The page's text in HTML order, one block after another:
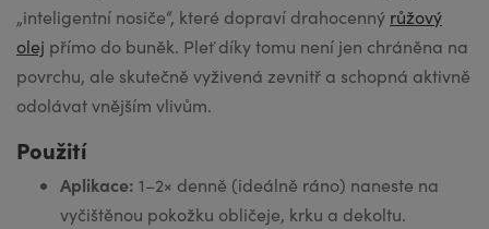
„inteligentní nosiče“, které dopraví drahocenný růžový
olej přímo do buněk. Pleť díky tomu není jen chráněna na
povrchu, ale skutečně vyživená zevnitř a schopná aktivně
odolávat vnějším vlivům.
Použití
Aplikace: 1–2× denně (ideálně ráno) naneste na
vyčištěnou pokožku obličeje, krku a dekoltu.